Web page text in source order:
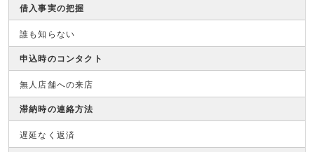
借入事実の把握
誰も知らない
申込時のコンタクト
無人店舗への来店
滞納時の連絡方法
遅延なく返済